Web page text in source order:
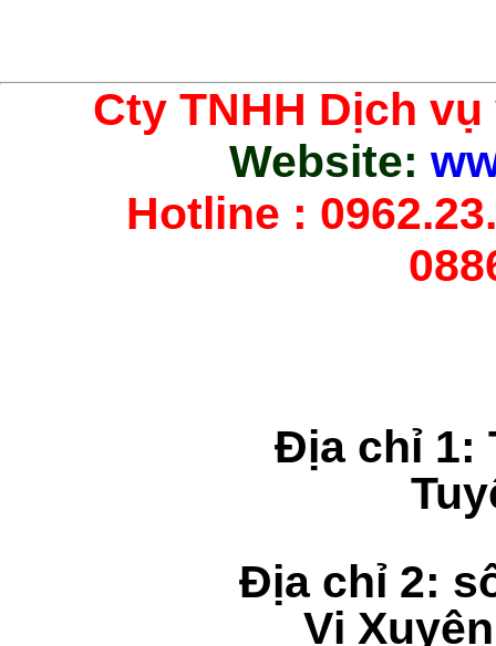
Cty TNHH Dịch
Website:
Hotline :
Địa chỉ 1:
Địa chỉ 2:
Vị